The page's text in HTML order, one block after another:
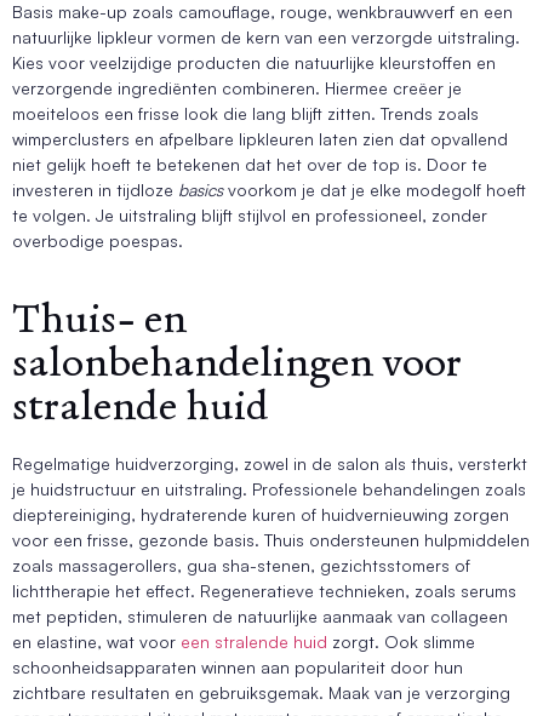
Basis make-up zoals camouflage, rouge, wenkbrauwverf en een
natuurlijke lipkleur vormen de kern van een verzorgde uitstraling.
Kies voor veelzijdige producten die natuurlijke kleurstoffen en
verzorgende ingrediënten combineren. Hiermee creëer je
moeiteloos een frisse look die lang blijft zitten. Trends zoals
wimperclusters en afpelbare lipkleuren laten zien dat opvallend
niet gelijk hoeft te betekenen dat het over de top is. Door te
investeren in tijdloze basicsvoorkom je dat je elke modegolf hoeft
te volgen. Je uitstraling blijft stijlvol en professioneel, zonder
overbodige poespas.
Thuis- en
salonbehandelingen voor
stralende huid
Regelmatige huidverzorging, zowel in de salon als thuis, versterkt
je huidstructuur en uitstraling. Professionele behandelingen zoals
dieptereiniging, hydraterende kuren of huidvernieuwing zorgen
voor een frisse, gezonde basis. Thuis ondersteunen hulpmiddelen
zoals massagerollers, gua sha-stenen, gezichtsstomers of
lichttherapie het effect. Regeneratieve technieken, zoals serums
met peptiden, stimuleren de natuurlijke aanmaak van collageen
en elastine, wat voor een stralende huid zorgt. Ook slimme
schoonheidsapparaten winnen aan populariteit door hun
zichtbare resultaten en gebruiksgemak. Maak van je verzorging